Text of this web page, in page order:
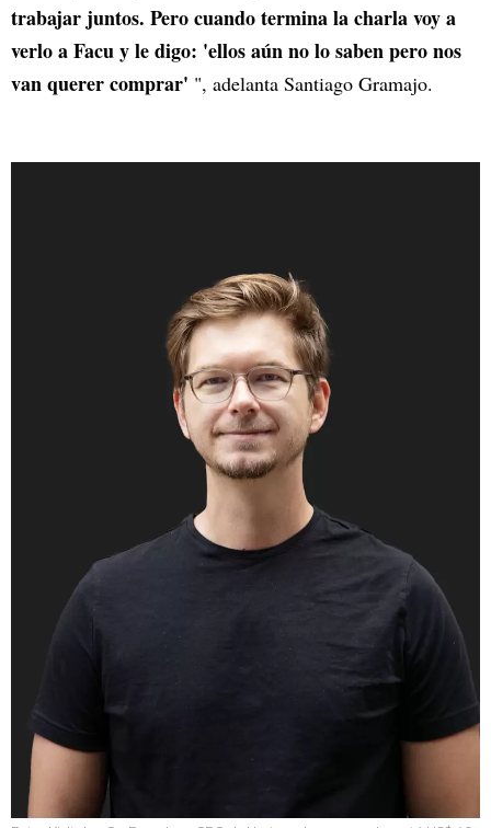
trabajar juntos. Pero cuando termina la charla voy a
verlo a Facu y le digo: 'ellos aún no lo saben pero nos
van querer comprar' ", adelanta Santiago Gramajo.